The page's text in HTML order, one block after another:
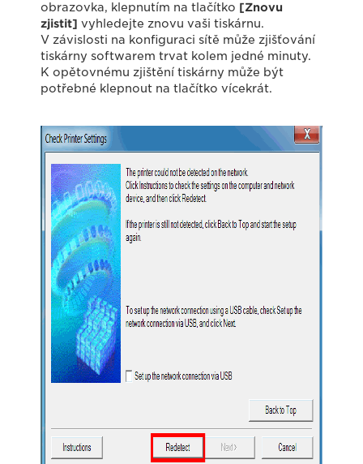
obrazovka, klepnutím na tlačítko [Znovu
zjistit] vyhledejte znovu vaši tiskárnu.
V závislosti na konfiguraci sítě může zjišťování
tiskárny softwarem trvat kolem jedné minuty.
K opětovnému zjištění tiskárny může být
potřebné klepnout na tlačítko vícekrát.